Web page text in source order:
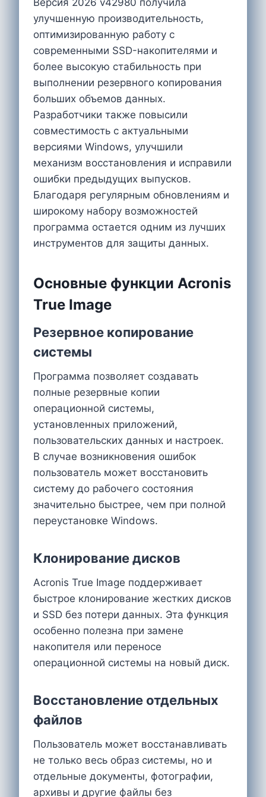
улучшенную производительность,
оптимизированную работу с
современными SSD-накопителями и
более высокую стабильность при
выполнении резервного копирования
больших объемов данных.
Разработчики также повысили
совместимость с актуальными
версиями Windows, улучшили
механизм восстановления и исправили
ошибки предыдущих выпусков.
Благодаря регулярным обновлениям и
широкому набору возможностей
программа остается одним из лучших
инструментов для защиты данных.
Основные функции Acronis
True Image
Резервное копирование
системы
Программа позволяет создавать
полные резервные копии
операционной системы,
установленных приложений,
пользовательских данных и настроек.
В случае возникновения ошибок
пользователь может восстановить
систему до рабочего состояния
значительно быстрее, чем при полной
переустановке Windows.
Клонирование дисков
Acronis True Image поддерживает
быстрое клонирование жестких дисков
и SSD без потери данных. Эта функция
особенно полезна при замене
накопителя или переносе
операционной системы на новый диск.
Восстановление отдельных
файлов
Пользователь может восстанавливать
не только весь образ системы, но и
отдельные документы, фотографии,
архивы и другие файлы без